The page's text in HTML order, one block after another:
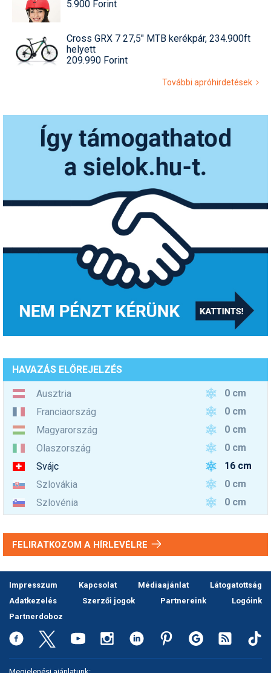
5.900 Forint
Cross GRX 7 27,5" MTB kerékpár, 234.900ft
helyett
209.990 Forint
További apróhirdetések
HAVAZÁS ELŐREJELZÉS
Ausztria
0 cm
Franciaország
0 cm
Magyarország
0 cm
Olaszország
0 cm
Svájc
16 cm
Szlovákia
0 cm
Szlovénia
0 cm
FELIRATKOZOM A HÍRLEVÉLRE
Impresszum Kapcsolat Médiaajánlat
Látogatottság
Adatkezelés
Szerzői jogok Partnereink
Logóink
Partnerdoboz